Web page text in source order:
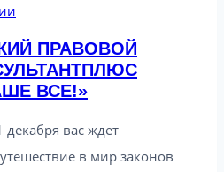
ПРАВОВОЙ
ВСЕ!»
декабря вас ждет
в мир законов